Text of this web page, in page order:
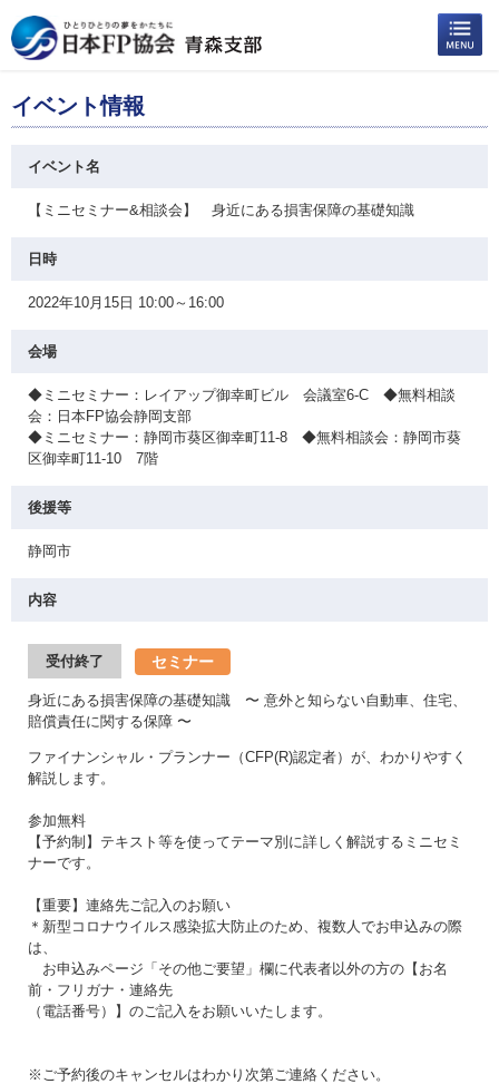
イベント情報
イベント名
【ミニセミナー&相談会】 身近にある損害保障の基礎知識
日時
2022年10月15日 10:00～16:00
会場
◆ミニセミナー：レイアップ御幸町ビル 会議室6-C ◆無料相談
会：日本FP協会静岡支部
◆ミニセミナー：静岡市葵区御幸町11-8 ◆無料相談会：静岡市葵
区御幸町11-10 7階
後援等
静岡市
内容
受付終了 セミナー
身近にある損害保障の基礎知識 〜 意外と知らない自動車、住宅、
賠償責任に関する保障 〜
ファイナンシャル・プランナー（CFP(R)認定者）が、わかりやすく
解説します。
参加無料
【予約制】テキスト等を使ってテーマ別に詳しく解説するミニセミ
ナーです。
【重要】連絡先ご記入のお願い
＊新型コロナウイルス感染拡大防止のため、複数人でお申込みの際
は、
お申込みページ「その他ご要望」欄に代表者以外の方の【お名
前・フリガナ・連絡先
（電話番号）】のご記入をお願いいたします。
※ご予約後のキャンセルはわかり次第ご連絡ください。